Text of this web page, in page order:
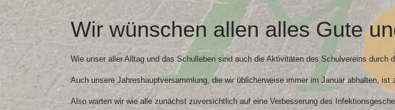
Wir wünschen allen alles Gute
Wie unser aller Alltag und das Schulleben sind auch die Aktivitäten des Schulvereins durch
Auch unsere Jahreshauptversammlung, die wir üblicherweise immer im Januar abhalten, ist
Also warten wir wie alle zunächst zuversichtlich auf eine Verbesserung des